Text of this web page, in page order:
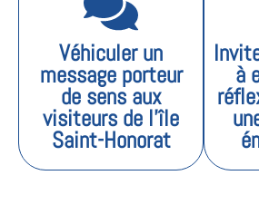
Véhiculer un
message porteur
de sens aux
visiteurs de l'île
Saint-Honorat
à